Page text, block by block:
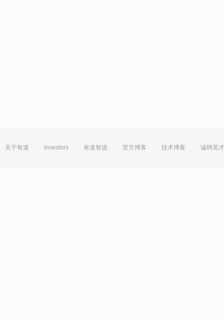
关于有道 Investors 有道智选 官方博客 技术博客 诚聘英才